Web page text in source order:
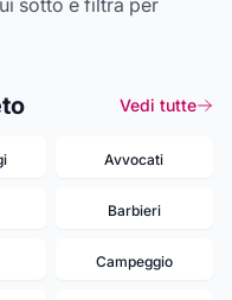
sotto e filtra per
Vedi tutte
Avvocati
Barbieri
Campeggio